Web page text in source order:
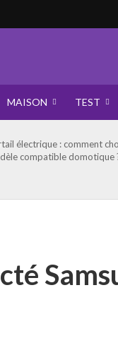
MAISON TEST
électrique : comment
compatible domotique